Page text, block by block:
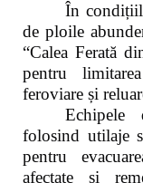
În
de ploile
“Calea Ferată
pentru
feroviare și
folosind utilaje
pentru
afectate și